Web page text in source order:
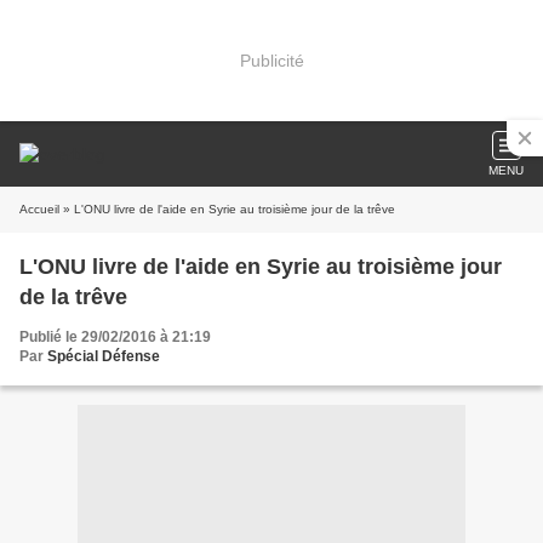
Publicité
MENU
Accueil » L'ONU livre de l'aide en Syrie au troisième jour de la trêve
L'ONU livre de l'aide en Syrie au troisième jour
de la trêve
Publié le 29/02/2016 à 21:19
Par Spécial Défense